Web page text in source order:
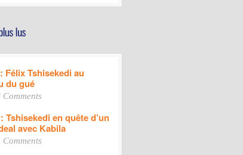
Félix Tshisekedi au
du gué
Comments
Tshisekedi en quête d’un
avec Kabila
Comments